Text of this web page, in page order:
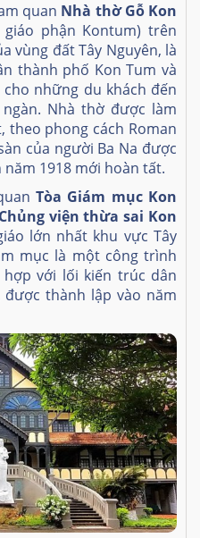
quan Nhà thờ Gỗ Kon
phận Kontum) trên
vùng đất Tây Nguyên, là
thành phố Kon Tum và
những du khách đến
Nhà thờ được làm
theo phong cách Roman
của người Ba Na được
năm 1918 mới hoàn tất.
Tòa Giám mục Kon
Chủng viện thừa sai Kon
lớn nhất khu vực Tây
mục là một công trình
với lối kiến trúc dân
thành lập vào năm